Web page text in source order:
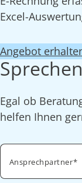
Excel-
Angebot
Egal ob
helfen Ihnen
Ansprechpartner